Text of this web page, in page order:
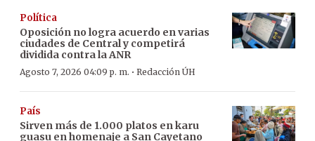
Política
Oposición no logra acuerdo en varias
ciudades de Central y competirá
dividida contra la ANR
Agosto 7, 2026 04:09 p. m. · Redacción ÚH
País
Sirven más de 1.000 platos en karu
guasu en homenaje a San Cayetano